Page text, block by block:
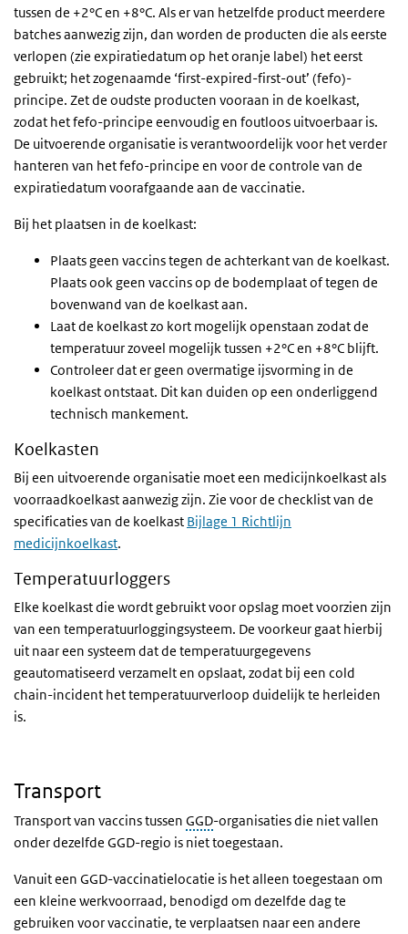
tussen de +2°C en +8°C. Als er van hetzelfde product meerdere
batches aanwezig zijn, dan worden de producten die als eerste
verlopen (zie expiratiedatum op het oranje label) het eerst
gebruikt; het zogenaamde ‘first-expired-first-out’ (fefo)-
principe. Zet de oudste producten vooraan in de koelkast,
zodat het fefo-principe eenvoudig en foutloos uitvoerbaar is.
De uitvoerende organisatie is verantwoordelijk voor het verder
hanteren van het fefo-principe en voor de controle van de
expiratiedatum voorafgaande aan de vaccinatie.
Bij het plaatsen in de koelkast:
Plaats geen vaccins tegen de achterkant van de koelkast.
Plaats ook geen vaccins op de bodemplaat of tegen de
bovenwand van de koelkast aan.
Laat de koelkast zo kort mogelijk openstaan zodat de
temperatuur zoveel mogelijk tussen +2°C en +8°C blijft.
Controleer dat er geen overmatige ijsvorming in de
koelkast ontstaat. Dit kan duiden op een onderliggend
technisch mankement.
Koelkasten
Bij een uitvoerende organisatie moet een medicijnkoelkast als
voorraadkoelkast aanwezig zijn. Zie voor de checklist van de
specificaties van de koelkast Bijlage 1 Richtlijn
medicijnkoelkast.
Temperatuurloggers
Elke koelkast die wordt gebruikt voor opslag moet voorzien zijn
van een temperatuurloggingsysteem. De voorkeur gaat hierbij
uit naar een systeem dat de temperatuurgegevens
geautomatiseerd verzamelt en opslaat, zodat bij een cold
chain-incident het temperatuurverloop duidelijk te herleiden
is.
Transport
Transport van vaccins tussen GGD-organisaties die niet vallen
onder dezelfde GGD-regio is niet toegestaan.
Vanuit een GGD-vaccinatielocatie is het alleen toegestaan om
een kleine werkvoorraad, benodigd om dezelfde dag te
gebruiken voor vaccinatie, te verplaatsen naar een andere